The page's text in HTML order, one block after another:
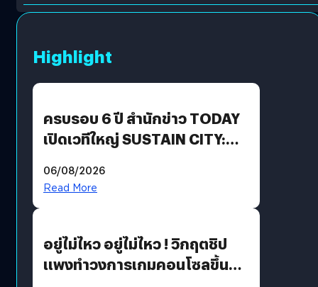
Highlight
ครบรอบ 6 ปี สำนักข่าว TODAY
เปิดเวทีใหญ่ SUSTAIN CITY:
แนวทางปรับตัวสู่เศรษฐกิจสี
06/08/2026
Read More
อยู่ไม่ไหว อยู่ไม่ไหว ! วิกฤตชิป
แพงทำวงการเกมคอนโซลขึ้น